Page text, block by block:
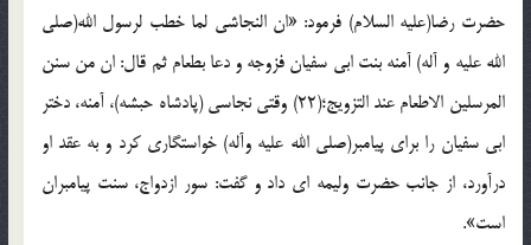
حضرت رضا(عليه السلام) فرمود: «ان النجاشي لما خطب لرسول الله(صلي
الله عليه و آله) آمنه بنت ابي سفيان فزوجه و دعا بطعام ثم قال: ان من سنن
المرسلين الاطعام عند التزويج؛(22) وقتي نجاسي (پادشاه حبشه)، آمنه، دختر
ابي سفيان را براي پيامبر(صلي الله عليه وآله) خواستگاري کرد و به عقد او
درآورد، از جانب حضرت وليمه اي داد و گفت: سور ازدواج، سنت پيامبران
است».